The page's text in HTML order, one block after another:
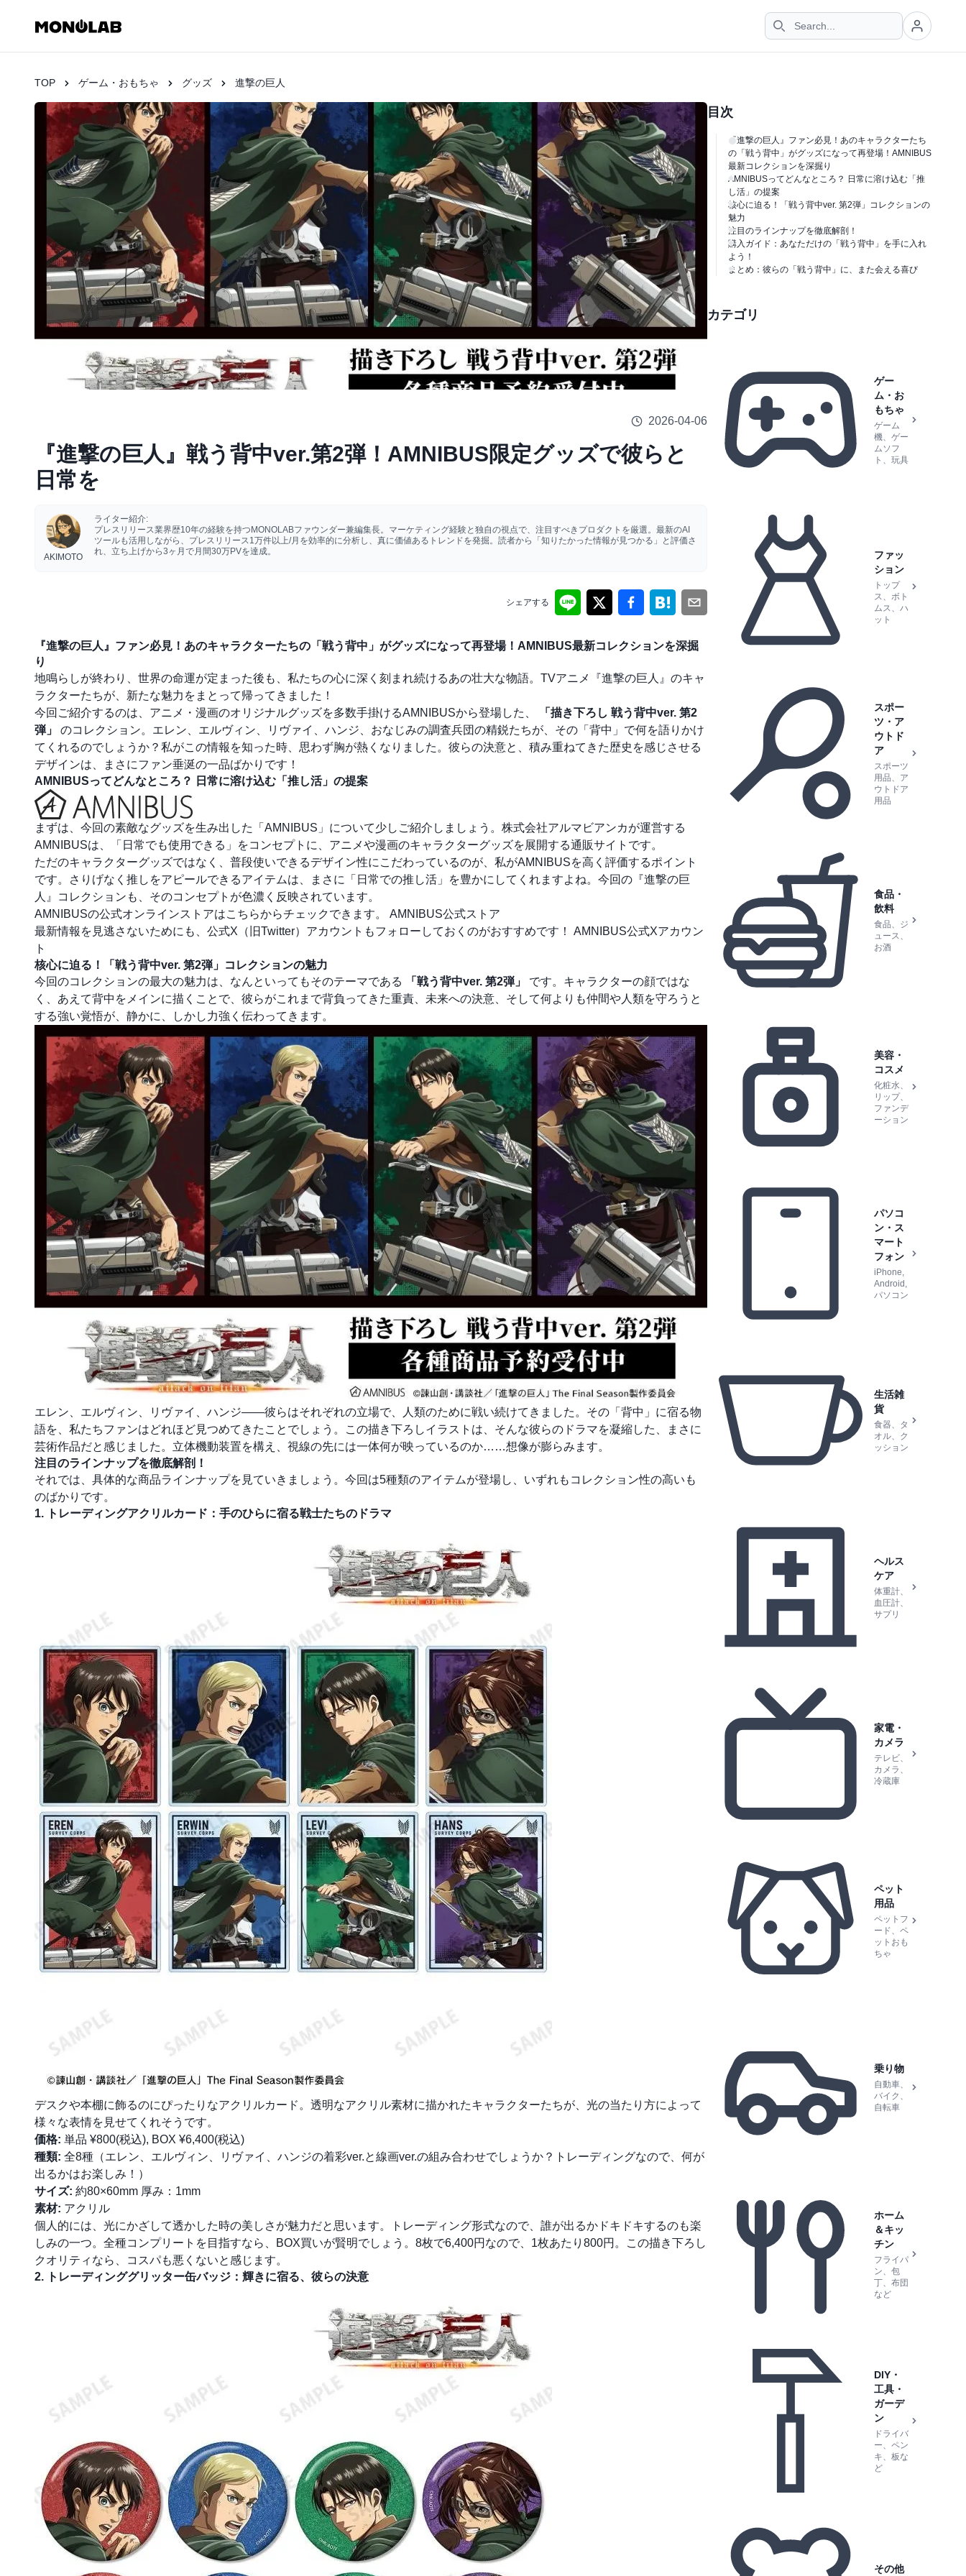
TOP ゲーム・おもちゃ グッズ 進撃の巨人
2026-04-06
『進撃の巨人』戦う背中ver.第2弾！AMNIBUS限定グッズで彼らと
日常を
AKIMOTO
ライター紹介:
プレスリリース業界歴10年の経験を持つMONOLABファウンダー兼編集長。マーケティング経験と独自の視点で、注目すべきプロダクトを厳選。最新のAI
ツールも活用しながら、プレスリリース1万件以上/月を効率的に分析し、真に価値あるトレンドを発掘。読者から「知りたかった情報が見つかる」と評価さ
れ、立ち上げから3ヶ月で月間30万PVを達成。
シェアする
『進撃の巨人』ファン必見！あのキャラクターたちの「戦う背中」がグッズになって再登場！AMNIBUS最新コレクションを深掘
り
地鳴らしが終わり、世界の命運が定まった後も、私たちの心に深く刻まれ続けるあの壮大な物語。TVアニメ『進撃の巨人』のキャ
ラクターたちが、新たな魅力をまとって帰ってきました！
今回ご紹介するのは、アニメ・漫画のオリジナルグッズを多数手掛けるAMNIBUSから登場した、
「描き下ろし 戦う背中ver. 第2
弾」
のコレクション。エレン、エルヴィン、リヴァイ、ハンジ、おなじみの調査兵団の精鋭たちが、その「背中」で何を語りかけ
てくれるのでしょうか？私がこの情報を知った時、思わず胸が熱くなりました。彼らの決意と、積み重ねてきた歴史を感じさせる
デザインは、まさにファン垂涎の一品ばかりです！
AMNIBUSってどんなところ？ 日常に溶け込む「推し活」の提案
まずは、今回の素敵なグッズを生み出した「AMNIBUS」について少しご紹介しましょう。株式会社アルマビアンカが運営する
AMNIBUSは、「日常でも使用できる」をコンセプトに、アニメや漫画のキャラクターグッズを展開する通販サイトです。
ただのキャラクターグッズではなく、普段使いできるデザイン性にこだわっているのが、私がAMNIBUSを高く評価するポイント
です。さりげなく推しをアピールできるアイテムは、まさに「日常での推し活」を豊かにしてくれますよね。今回の『進撃の巨
人』コレクションも、そのコンセプトが色濃く反映されています。
AMNIBUSの公式オンラインストアはこちらからチェックできます。 AMNIBUS公式ストア
最新情報を見逃さないためにも、公式X（旧Twitter）アカウントもフォローしておくのがおすすめです！ AMNIBUS公式Xアカウン
ト
核心に迫る！「戦う背中ver. 第2弾」コレクションの魅力
今回のコレクションの最大の魅力は、なんといってもそのテーマである
「戦う背中ver. 第2弾」
です。キャラクターの顔ではな
く、あえて背中をメインに描くことで、彼らがこれまで背負ってきた重責、未来への決意、そして何よりも仲間や人類を守ろうと
する強い覚悟が、静かに、しかし力強く伝わってきます。
エレン、エルヴィン、リヴァイ、ハンジ――彼らはそれぞれの立場で、人類のために戦い続けてきました。その「背中」に宿る物
語を、私たちファンはどれほど見つめてきたことでしょう。この描き下ろしイラストは、そんな彼らのドラマを凝縮した、まさに
芸術作品だと感じました。立体機動装置を構え、視線の先には一体何が映っているのか……想像が膨らみます。
注目のラインナップを徹底解剖！
それでは、具体的な商品ラインナップを見ていきましょう。今回は5種類のアイテムが登場し、いずれもコレクション性の高いも
のばかりです。
1. トレーディングアクリルカード：手のひらに宿る戦士たちのドラマ
デスクや本棚に飾るのにぴったりなアクリルカード。透明なアクリル素材に描かれたキャラクターたちが、光の当たり方によって
様々な表情を見せてくれそうです。
価格: 単品 ¥800(税込), BOX ¥6,400(税込)
種類: 全8種（エレン、エルヴィン、リヴァイ、ハンジの着彩ver.と線画ver.の組み合わせでしょうか？トレーディングなので、何が
出るかはお楽しみ！）
サイズ: 約80×60mm 厚み：1mm
素材: アクリル
個人的には、光にかざして透かした時の美しさが魅力だと思います。トレーディング形式なので、誰が出るかドキドキするのも楽
しみの一つ。全種コンプリートを目指すなら、BOX買いが賢明でしょう。8枚で6,400円なので、1枚あたり800円。この描き下ろし
クオリティなら、コスパも悪くないと感じます。
2. トレーディンググリッター缶バッジ：輝きに宿る、彼らの決意
目次
『進撃の巨人』ファン必見！あのキャラクターたち
の「戦う背中」がグッズになって再登場！AMNIBUS
最新コレクションを深掘り
AMNIBUSってどんなところ？ 日常に溶け込む「推
し活」の提案
核心に迫る！「戦う背中ver. 第2弾」コレクションの
魅力
注目のラインナップを徹底解剖！
購入ガイド：あなただけの「戦う背中」を手に入れ
よう！
まとめ：彼らの「戦う背中」に、また会える喜び
カテゴリ
ゲー
ム・お
もちゃ
ゲーム
機、ゲー
ムソフ
ト、玩具
ファッ
ション
トップ
ス、ボト
ムス、ハ
ット
スポー
ツ・ア
ウトド
ア
スポーツ
用品、ア
ウトドア
用品
食品・
飲料
食品、ジ
ュース、
お酒
美容・
コスメ
化粧水、
リップ、
ファンデ
ーション
パソコ
ン・ス
マート
フォン
iPhone,
Android,
パソコン
生活雑
貨
食器、タ
オル、ク
ッション
ヘルス
ケア
体重計、
血圧計、
サプリ
家電・
カメラ
テレビ、
カメラ、
冷蔵庫
ペット
用品
ペットフ
ード、ペ
ットおも
ちゃ
乗り物
自動車、
バイク、
自転車
ホーム
＆キッ
チン
フライパ
ン、包
丁、布団
など
DIY・
工具・
ガーデ
ン
ドライバ
ー、ペン
キ、板な
ど
その他